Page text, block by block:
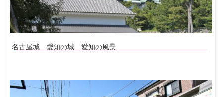
名古屋城 愛知の城 愛知の風景